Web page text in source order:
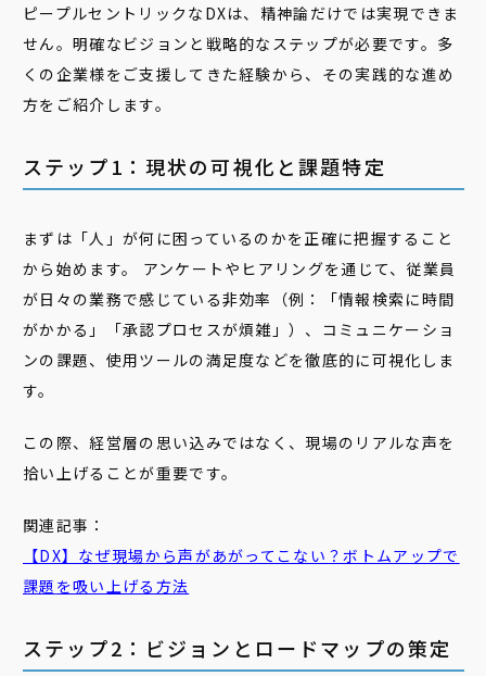
ピープルセントリックなDXは、精神論だけでは実現できま
せん。明確なビジョンと戦略的なステップが必要です。多
くの企業様をご支援してきた経験から、その実践的な進め
方をご紹介します。
ステップ1：現状の可視化と課題特定
まずは「人」が何に困っているのかを正確に把握すること
から始めます。 アンケートやヒアリングを通じて、従業員
が日々の業務で感じている非効率（例：「情報検索に時間
がかかる」「承認プロセスが煩雑」）、コミュニケーショ
ンの課題、使用ツールの満足度などを徹底的に可視化しま
す。
この際、経営層の思い込みではなく、現場のリアルな声を
拾い上げることが重要です。
関連記事：
【DX】なぜ現場から声があがってこない？ボトムアップで
課題 を吸い上げる方法
ステップ2：ビジョンとロードマップの策定